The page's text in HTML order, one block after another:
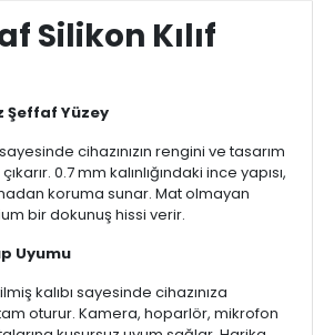
Silikon Kılıf
Şeffaf Yüzey
cihazınızın rengini ve tasarım
0.7 mm kalınlığındaki ince yapısı,
koruma sunar. Mat olmayan
bir dokunuş hissi verir.
Uyumu
kalıbı sayesinde cihazınıza
oturur. Kamera, hoparlör, mikrofon